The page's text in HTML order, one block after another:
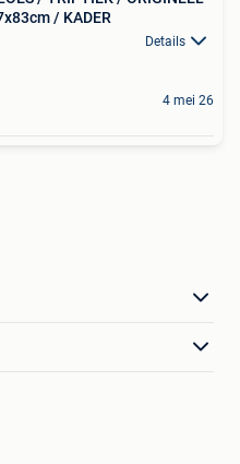
/ KADER
Details
4 mei 26